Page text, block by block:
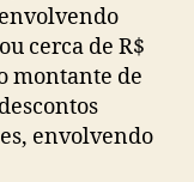
cerca de R$
montante de
envolvendo